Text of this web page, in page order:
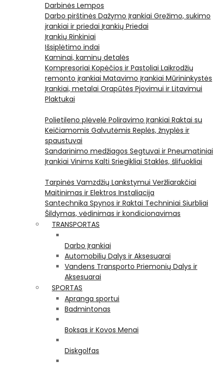
Darbinės Lempos
Darbo pirštinės Dažymo Įrankiai Gręžimo, sukimo
įrankiai ir priedai Įrankių Priedai
Įrankių Rinkiniai
Išsiplėtimo indai
Kaminai, kaminų detalės
Kompresoriai Kopėčios ir Pastoliai Laikrodžių
remonto įrankiai Matavimo Įrankiai Mūrininkystės
Įrankiai, metalai Orapūtės Pjovimui ir Litavimui
Plaktukai
Polietileno plėvelė Poliravimo Įrankiai Raktai su
Keičiamomis Galvutėmis Replės, žnyplės ir
spaustuvai
Sandarinimo medžiagos Segtuvai ir Pneumatiniai
Įrankiai Vinims Kalti Sriegikliai Staklės, šlifuokliai
Tarpinės Vamzdžių Lankstymui Veržliarakčiai
Maitinimas ir Elektros Instaliacija
Santechnika Spynos ir Raktai Techniniai Siurbliai
Šildymas, vėdinimas ir kondicionavimas
TRANSPORTAS
Darbo Įrankiai
Automobilių Dalys ir Aksesuarai
Vandens Transporto Priemonių Dalys ir
Aksesuarai
SPORTAS
Apranga sportui
Badmintonas
Boksas ir Kovos Menai
Diskgolfas